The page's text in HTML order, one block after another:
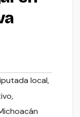
local,
,